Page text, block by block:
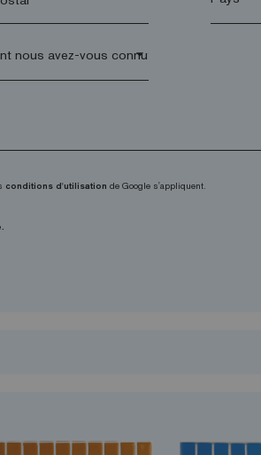
arrow_drop_down
conditions d'utilisation de Google s'appliquent.